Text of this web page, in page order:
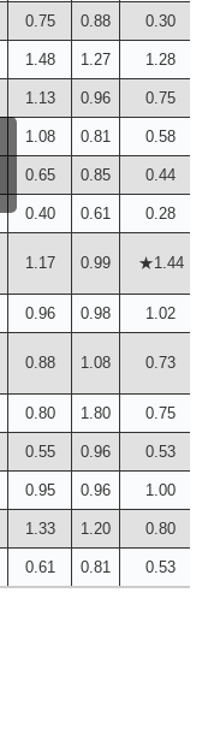
0.75 0.88 0.30
1.48 1.27 1.28
1.13 0.96 0.75
1.08 0.81 0.58
0.65 0.85 0.44
0.40 0.61 0.28
1.17 0.99 ★1.44
0.96 0.98 1.02
0.88 1.08 0.73
0.80 1.80 0.75
0.55 0.96 0.53
0.95 0.96 1.00
1.33 1.20 0.80
0.61 0.81 0.53